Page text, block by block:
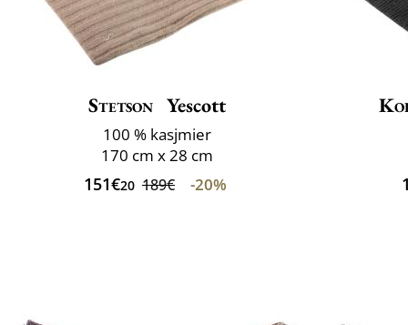
Stetson Yescott
100 % kasjmier
170 cm x 28 cm
151€20 189€ -20%